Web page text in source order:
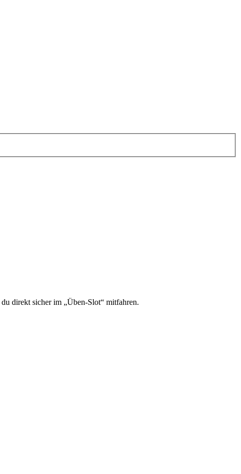
direkt sicher im „Üben-Slot“ mitfahren.